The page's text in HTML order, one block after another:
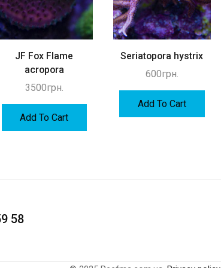
JF Fox Flame
acropora
3500грн.
Add To Cart
Seriatopora hystrix
600грн.
Add To Cart
58